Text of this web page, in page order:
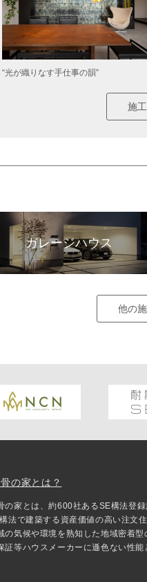
“光が織りなす手仕事の韻”
施
ガレージハウス
他の
の家とは？
の家とは、約600社あるSE構法登
法で建築する資産価値の高い注文
の気候や環境を熟知した地域密着
証等ハウスメーカーに遜色ない性能